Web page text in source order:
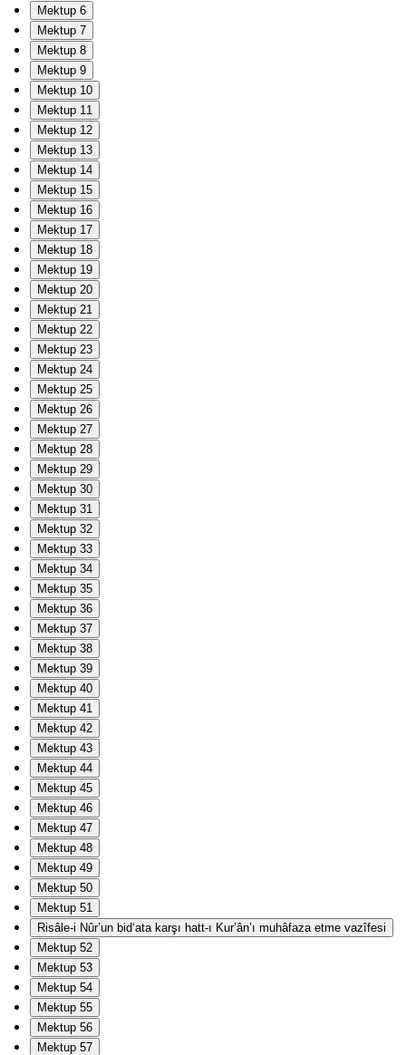
Mektup 6
Mektup 7
Mektup 8
Mektup 9
Mektup 10
Mektup 11
Mektup 12
Mektup 13
Mektup 14
Mektup 15
Mektup 16
Mektup 17
Mektup 18
Mektup 19
Mektup 20
Mektup 21
Mektup 22
Mektup 23
Mektup 24
Mektup 25
Mektup 26
Mektup 27
Mektup 28
Mektup 29
Mektup 30
Mektup 31
Mektup 32
Mektup 33
Mektup 34
Mektup 35
Mektup 36
Mektup 37
Mektup 38
Mektup 39
Mektup 40
Mektup 41
Mektup 42
Mektup 43
Mektup 44
Mektup 45
Mektup 46
Mektup 47
Mektup 48
Mektup 49
Mektup 50
Mektup 51
Risâle-i Nûr’un bid‘ata karşı hatt-ı Kur’ân’ı muhâfaza etme vazîfesi
Mektup 52
Mektup 53
Mektup 54
Mektup 55
Mektup 56
Mektup 57